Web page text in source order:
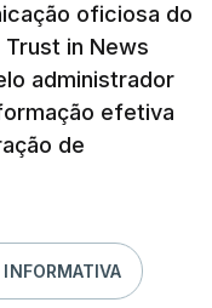
oficiosa do
in News
administrador
efetiva
de